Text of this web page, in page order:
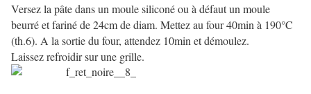
Versez la pâte dans un moule siliconé ou à défaut un moule
beurré et fariné de 24cm de diam. Mettez au four 40min à 190°C
(th.6). A la sortie du four, attendez 10min et démoulez.
Laissez refroidir sur une grille.